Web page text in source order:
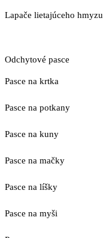
Lapače lietajúceho hmyzu
Odchytové pasce
Pasce na krtka
Pasce na potkany
Pasce na kuny
Pasce na mačky
Pasce na líšky
Pasce na myši